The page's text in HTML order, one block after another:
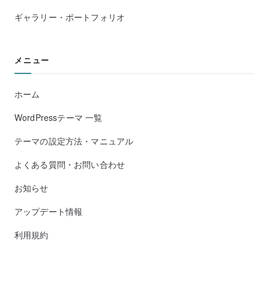
ギャラリー・ポートフォリオ
メニュー
ホーム
WordPressテーマ 一覧
テーマの設定方法・マニュアル
よくある質問・お問い合わせ
お知らせ
アップデート情報
利用規約